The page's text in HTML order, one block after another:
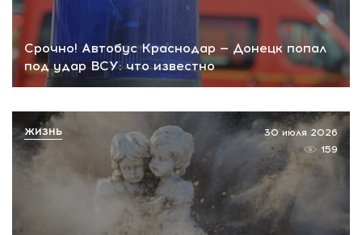
Срочно! Автобус Краснодар — Донецк попал
под удар ВСУ: что известно
30 июля 2026
159
ЖИЗНЬ